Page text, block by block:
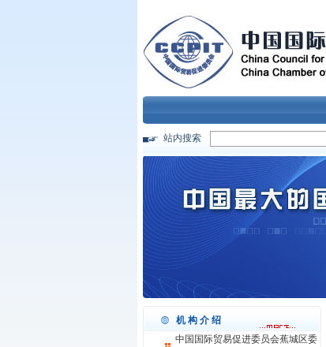
站内搜索
机构介绍
中国国际贸易促进委员会蕉城区委